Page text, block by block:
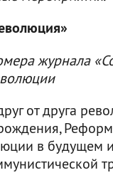
журнала
от друга
в будущем